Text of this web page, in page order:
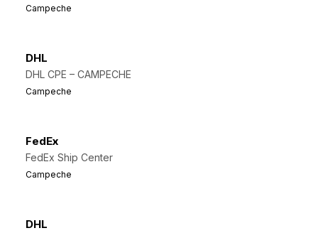
Campeche
DHL
DHL CPE – CAMPECHE
Campeche
FedEx
FedEx Ship Center
Campeche
DHL